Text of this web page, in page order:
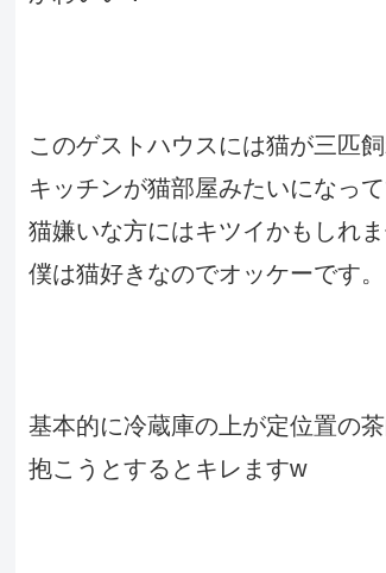
このゲストハウスには猫が三匹飼
キッチンが猫部屋みたいになっ
猫嫌いな方にはキツイかもしれま
僕は猫好きなのでオッケーです。
基本的に冷蔵庫の上が定位置の茶
抱こうとするとキレますw